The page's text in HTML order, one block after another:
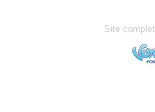
Site complet